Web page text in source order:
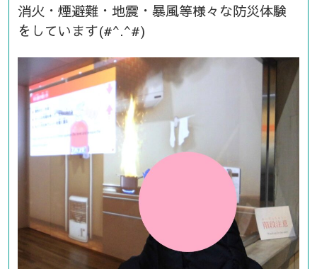
消火・煙避難・地震・暴風等様々な防災体験
をしています(#^.^#)